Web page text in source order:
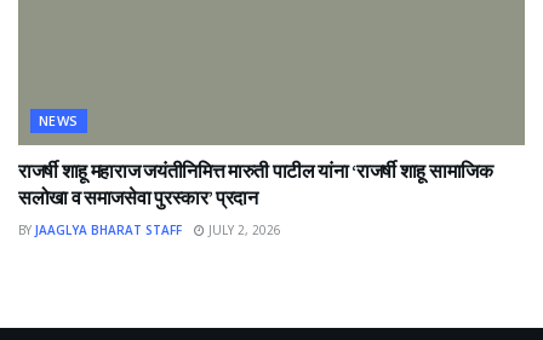
NEWS
राजर्षी शाहू महाराज जयंतीनिमित्त मारुती पाटील यांना ‘राजर्षी शाहू सामाजिक
सलोखा व समाजसेवा पुरस्कार’ प्रदान
BY JAAGLYA BHARAT STAFF JULY 2, 2026